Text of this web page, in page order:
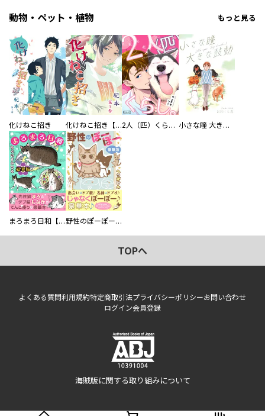
動物・ペット・植物 もっと見る
化けねこ招き 化けねこ招き【描きおろし付合冊版】 2人（匹）くらし。 小さな瞳 大きな鼓動
まろまろ日和【豪華版】 野性のぽーぽー【豪華版】
TOPへ
よくある質問利用規約特定商取引法プライバシーポリシーお問い合わせ
ログイン会員登録
海賊版に関する取り組みについて